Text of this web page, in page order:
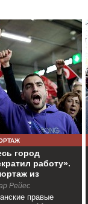
город
работу».
из
Рейес
правые